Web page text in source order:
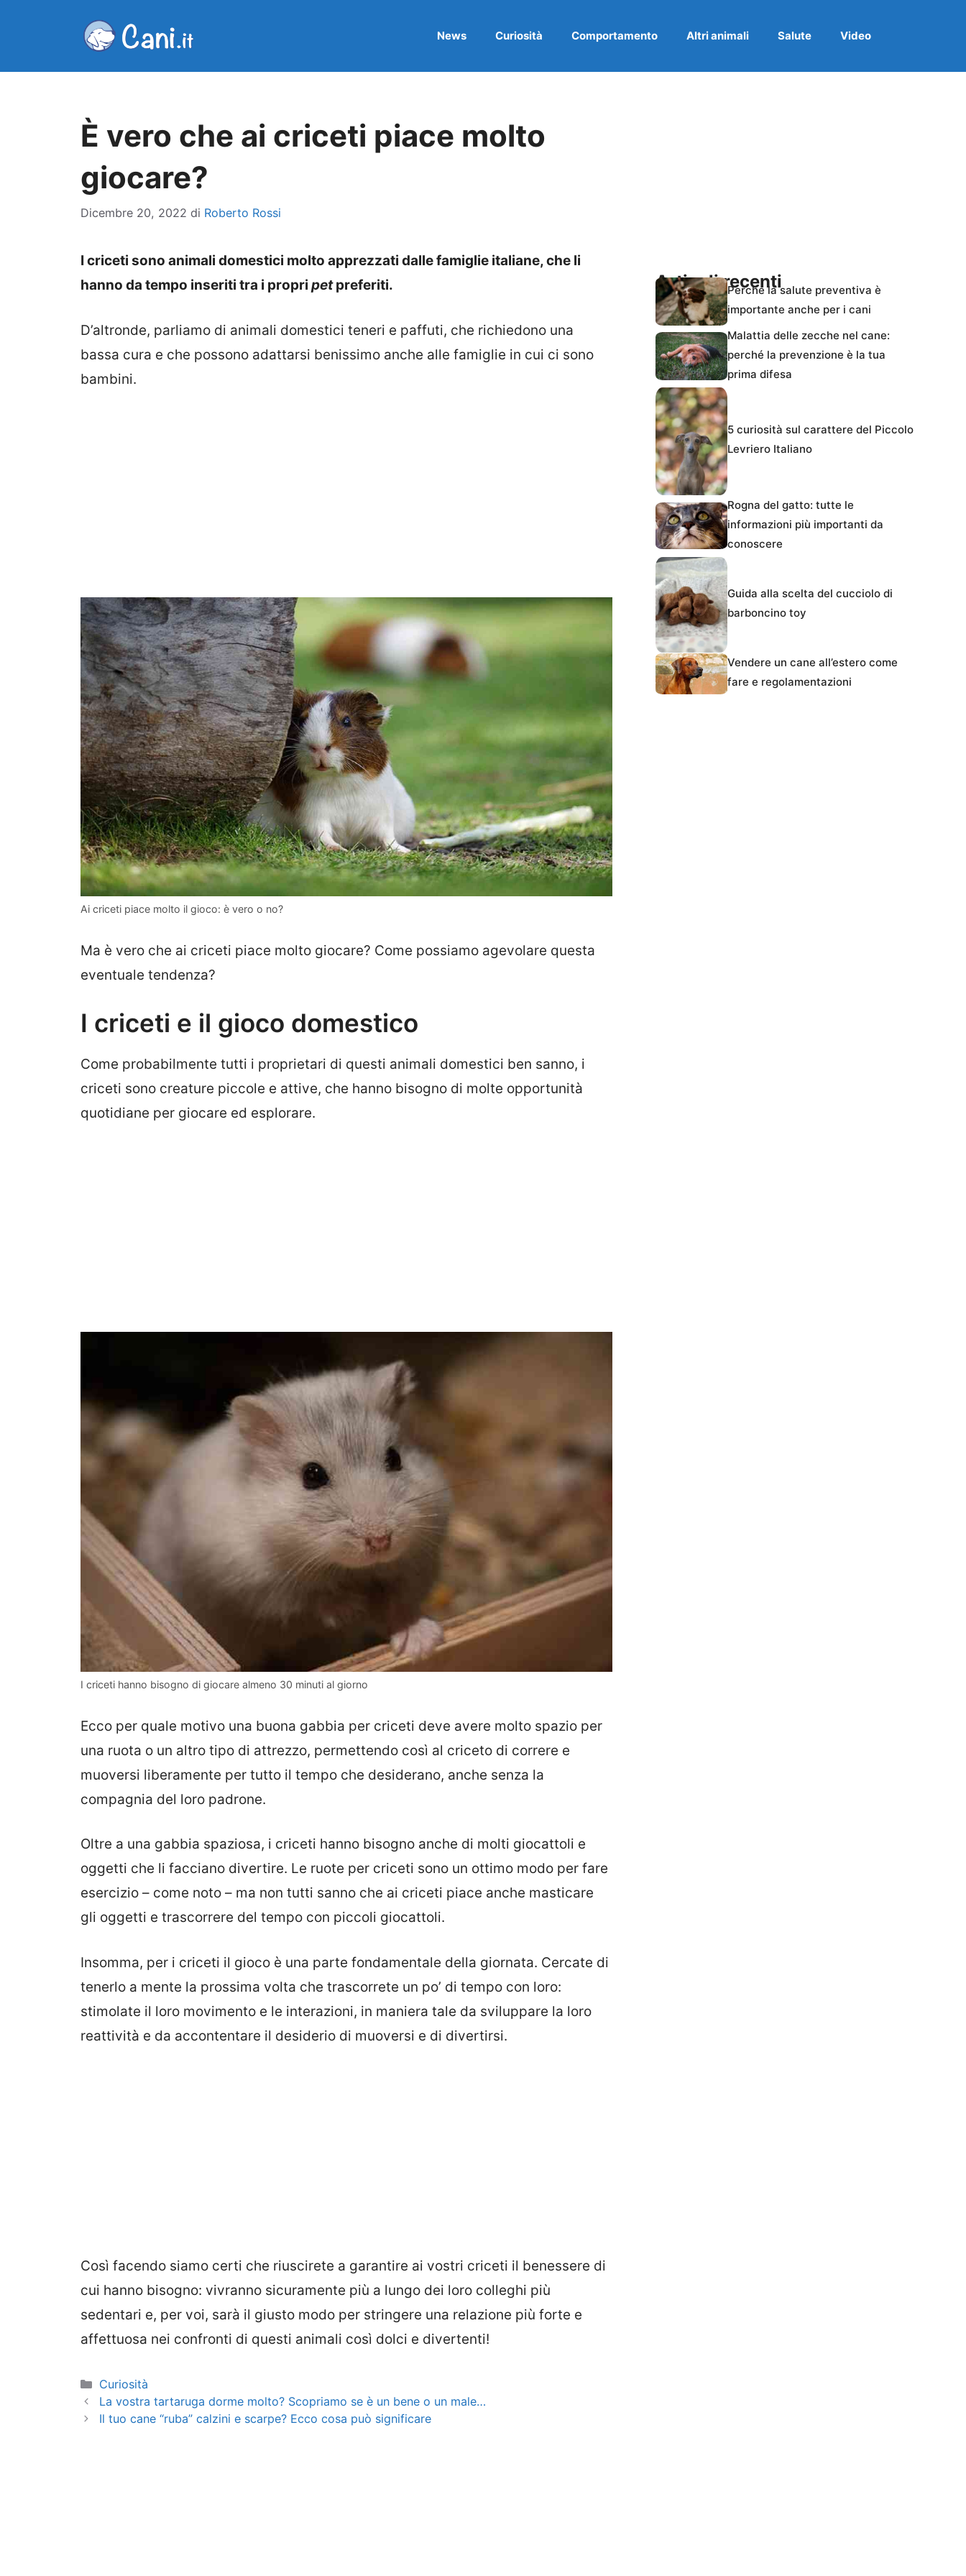
News Curiosità Comportamento Altri animali Salute Video
È vero che ai criceti piace molto
giocare?
Dicembre 20, 2022 di Roberto Rossi
I criceti sono animali domestici molto apprezzati dalle famiglie italiane, che li
hanno da tempo inseriti tra i propri petpreferiti.
D’altronde, parliamo di animali domestici teneri e paffuti, che richiedono una
bassa cura e che possono adattarsi benissimo anche alle famiglie in cui ci sono
bambini.
Ai criceti piace molto il gioco: è vero o no?
Ma è vero che ai criceti piace molto giocare? Come possiamo agevolare questa
eventuale tendenza?
I criceti e il gioco domestico
Come probabilmente tutti i proprietari di questi animali domestici ben sanno, i
criceti sono creature piccole e attive, che hanno bisogno di molte opportunità
quotidiane per giocare ed esplorare.
I criceti hanno bisogno di giocare almeno 30 minuti al giorno
Ecco per quale motivo una buona gabbia per criceti deve avere molto spazio per
una ruota o un altro tipo di attrezzo, permettendo così al criceto di correre e
muoversi liberamente per tutto il tempo che desiderano, anche senza la
compagnia del loro padrone.
Oltre a una gabbia spaziosa, i criceti hanno bisogno anche di molti giocattoli e
oggetti che li facciano divertire. Le ruote per criceti sono un ottimo modo per fare
esercizio – come noto – ma non tutti sanno che ai criceti piace anche masticare
gli oggetti e trascorrere del tempo con piccoli giocattoli.
Insomma, per i criceti il gioco è una parte fondamentale della giornata. Cercate di
tenerlo a mente la prossima volta che trascorrete un po’ di tempo con loro:
stimolate il loro movimento e le interazioni, in maniera tale da sviluppare la loro
reattività e da accontentare il desiderio di muoversi e di divertirsi.
Così facendo siamo certi che riuscirete a garantire ai vostri criceti il benessere di
cui hanno bisogno: vivranno sicuramente più a lungo dei loro colleghi più
sedentari e, per voi, sarà il giusto modo per stringere una relazione più forte e
affettuosa nei confronti di questi animali così dolci e divertenti!
Categorie
Curiosità
La vostra tartaruga dorme molto? Scopriamo se è un bene o un male…
Il tuo cane “ruba” calzini e scarpe? Ecco cosa può significare
Articoli recentiPerché la salute preventiva è
importante anche per i cani
Malattia delle zecche nel cane:
perché la prevenzione è la tua
prima difesa
5 curiosità sul carattere del Piccolo
Levriero Italiano
Rogna del gatto: tutte le
informazioni più importanti da
conoscere
Guida alla scelta del cucciolo di
barboncino toy
Vendere un cane all’estero come
fare e regolamentazioni